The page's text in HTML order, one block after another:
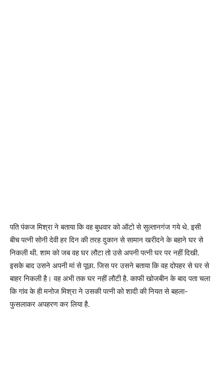
पति पंकज मिश्रा ने बताया कि वह बुधवार को ऑटो से सुल्तानगंज गये थे. इसी
बीच पत्नी सोनी देवी हर दिन की तरह दुकान से सामान खरीदने के बहाने घर से
निकली थी. शाम को जब वह घर लौटा तो उसे अपनी पत्नी घर पर नहीं दिखी.
इसके बाद उसने अपनी मां से पूछा. जिस पर उसने बताया कि वह दोपहर से घर से
बाहर निकली है। वह अभी तक घर नहीं लौटी है. काफी खोजबीन के बाद पता चला
कि गांव के ही मनोज मिश्रा ने उसकी पत्नी को शादी की नियत से बहला-
फुसलाकर अपहरण कर लिया है.